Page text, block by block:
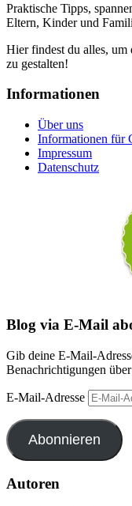
Praktische Tipps,
Eltern, Kinder und
Hier findest du alles, um
zu gestalten!
Informationen
Über uns
Informationen für
Impressum
Datenschutz
Blog via E-Mail
Gib deine E-Mail-
Benachrichtigungen
E-Mail-Adresse
Abonnieren
Autoren